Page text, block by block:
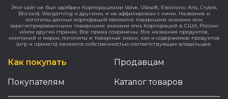
Этот сайт не был одобрен Корпорациями Valve, Ubisoft, Electronic Arts, Crytek,
Blizzard, Wargaming и другими, и не аффилирован с ними. Название и
логотипы данных корпораций являются товарными знаками или
зарегистрированными товарными знаками этих Корпораций в США, России
и/или других странах. Все права сохранены. Все названия продуктов,
компаний и марок, логотипы и товарные знаки, как и содержимое продуктов
(игр и прочего) являются собственностью соответствующих владельцев.
Как покупать Продавцам
Покупателям Каталог товаров